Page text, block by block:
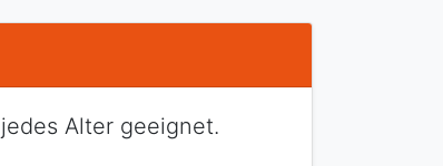
Alter geeignet.